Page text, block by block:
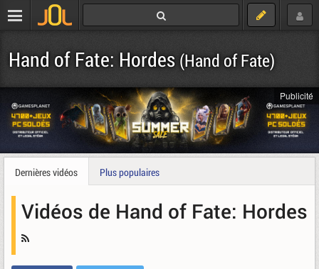
Hand of Fate: Hordes(Hand of Fate)
Publicité
Dernières vidéos Plus populaires
Vidéos de Hand of Fate: Hordes